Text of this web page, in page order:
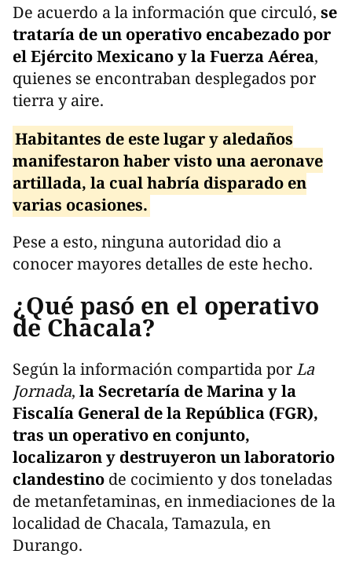
De acuerdo a la información que circuló, se
trataría de un operativo encabezado por
el Ejército Mexicano y la Fuerza Aérea,
quienes se encontraban desplegados por
tierra y aire.
Habitantes de este lugar y aledaños
manifestaron haber visto una aeronave
artillada, la cual habría disparado en
varias ocasiones.
Pese a esto, ninguna autoridad dio a
conocer mayores detalles de este hecho.
¿Qué pasó en el operativo
de Chacala?
Según la información compartida porLa
Jornada, la Secretaría de Marina y la
Fiscalía General de la República (FGR),
tras un operativo en conjunto,
localizaron y destruyeron un laboratorio
clandestino de cocimiento y dos toneladas
de metanfetaminas, en inmediaciones de la
localidad de Chacala, Tamazula, en
Durango.